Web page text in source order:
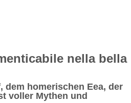
nella bella
dem homerischen Eea, der
voller Mythen und